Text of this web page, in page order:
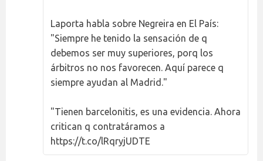
Laporta habla sobre Negreira en El País:
"Siempre he tenido la sensación de q
debemos ser muy superiores, porq los
árbitros no nos favorecen. Aquí parece q
siempre ayudan al Madrid."
"Tienen barcelonitis, es una evidencia. Ahora
critican q contratáramos a
https://t.co/lRqryjUDTE